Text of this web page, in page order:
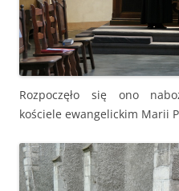
Rozpoczęło się ono
kościele ewangelickim Marii